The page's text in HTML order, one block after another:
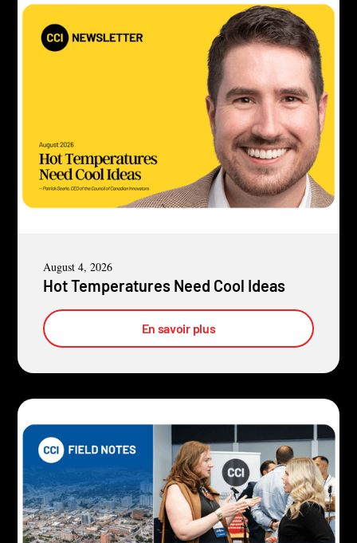
August 4, 2026
Hot Temperatures Need Cool Ideas
En savoir plus